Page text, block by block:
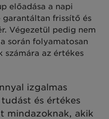
előadása a napi
garantáltan frissítő és
Végezetül pedig nem
során folyamatosan
számára az értékes
izgalmas
és értékes
mindazoknak, akik